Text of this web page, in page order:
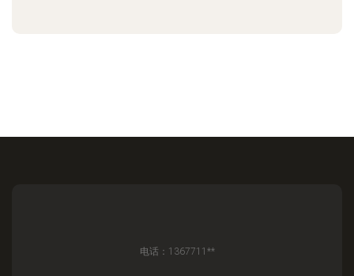
电话：1367711**